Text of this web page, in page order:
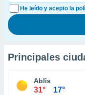
He leído y acepto la
Principales
Ablis
31° 17°